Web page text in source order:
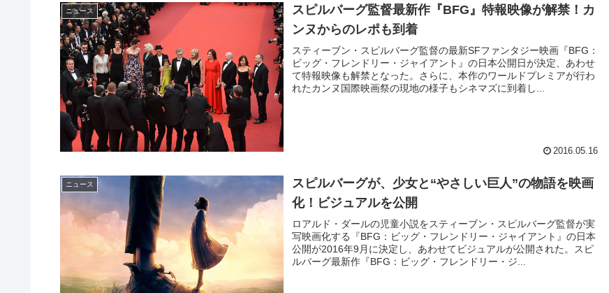
ニュース
スピルバーグ監督最新作『BFG』特報映像が解禁！カ
ンヌからのレポも到着
スティーブン・スピルバーグ監督の最新SFファンタジー映画『BFG：
ビッグ・フレンドリー・ジャイアント』の日本公開日が決定、あわせ
て特報映像も解禁となった。さらに、本作のワールドプレミアが行わ
れたカンヌ国際映画祭の現地の様子もシネマズに到着し...
2016.05.16
ニュース
スピルバーグが、少女と“やさしい巨人”の物語を映画
化！ビジュアルを公開
ロアルド・ダールの児童小説をスティーブン・スピルバーグ監督が実
写映画化する『BFG：ビッグ・フレンドリー・ジャイアント』の日本
公開が2016年9月に決定し、あわせてビジュアルが公開された。スピ
ルバーグ最新作『BFG：ビッグ・フレンドリー・ジ...